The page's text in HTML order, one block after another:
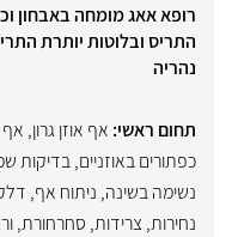
רופא אאג מומחה באבחון
התריס ובלוטות יותרת
נהריה
תחום ראשי: אף אוזן גרון, אף
כפתורים באוזניים,בדיקות
נשימה בשינה, ניתוח אף,
נחירות, צרידות, סחרחורת,